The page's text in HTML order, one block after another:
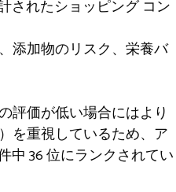
されたショッピング コン
添加物のリスク、栄養バ
評価が低い場合にはより
を重視しているため、ア
中 36 位にランクされてい